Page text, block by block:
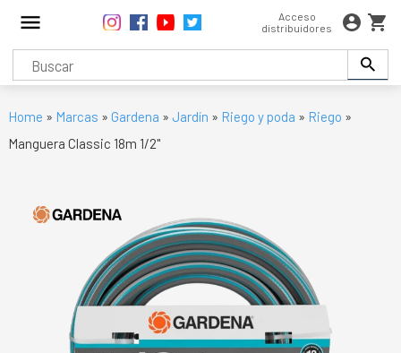
Acceso
distribuidores
Home » Marcas » Gardena » Jardín » Riego y poda » Riego »
Manguera Classic 18m 1/2"